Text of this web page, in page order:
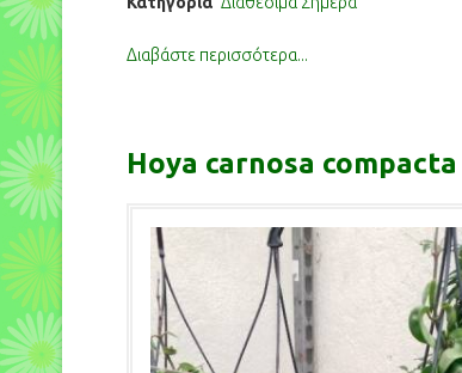
Διαβάστε περισσότερα...
Hoya carnosa compacta